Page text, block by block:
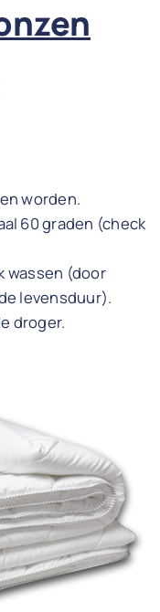
worden.
60 graden (check
wassen (door
levensduur).
droger.